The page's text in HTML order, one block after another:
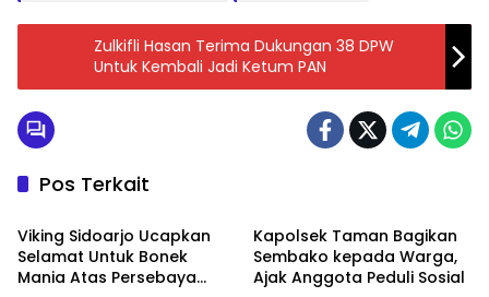
Zulkifli Hasan Terima Dukungan 38 DPW
Untuk Kembali Jadi Ketum PAN
Pos Terkait
Berita
Viking Sidoarjo Ucapkan
Selamat Untuk Bonek
Mania Atas Persebaya
Kapolsek Taman Bagikan
Sembako kepada Warga,
Ajak Anggota Peduli Sosial
Berita Berita